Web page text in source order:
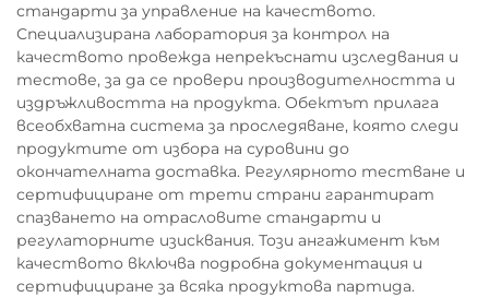
стандарти за управление на качеството.
Специализирана лаборатория за контрол на
качеството провежда непрекъснати изследвания и
тестове, за да се провери производителността и
издръжливостта на продукта. Обектът прилага
всеобхватна система за проследяване, която следи
продуктите от избора на суровини до
окончателната доставка. Регулярното тестване и
сертифициране от трети страни гарантират
спазването на отрасловите стандарти и
регулаторните изисквания. Този ангажимент към
качеството включва подробна документация и
сертифициране за всяка продуктова партида.